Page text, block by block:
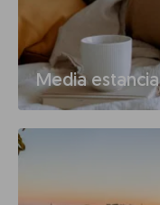
Media estancia